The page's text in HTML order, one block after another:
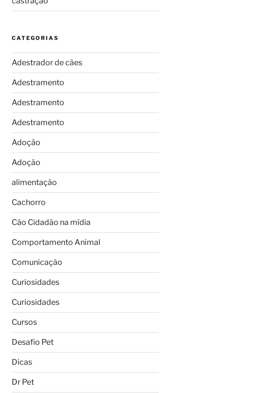
CATEGORIAS
Adestrador de cães
Adestramento
Adestramento
Adestramento
Adoção
Adoção
alimentação
Cachorro
Cão Cidadão na mídia
Comportamento Animal
Comunicação
Curiosidades
Curiosidades
Cursos
Desafio Pet
Dicas
Dr Pet